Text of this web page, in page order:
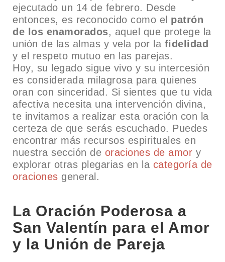
ejecutado un 14 de febrero. Desde
entonces, es reconocido como el patrón
de los enamorados, aquel que protege la
unión de las almas y vela por la fidelidad
y el respeto mutuo en las parejas.
Hoy, su legado sigue vivo y su intercesión
es considerada milagrosa para quienes
oran con sinceridad. Si sientes que tu vida
afectiva necesita una intervención divina,
te invitamos a realizar esta oración con la
certeza de que serás escuchado. Puedes
encontrar más recursos espirituales en
nuestra sección de oraciones de amor y
explorar otras plegarias en la categoría de
oraciones general.
La Oración Poderosa a
San Valentín para el Amor
y la Unión de Pareja